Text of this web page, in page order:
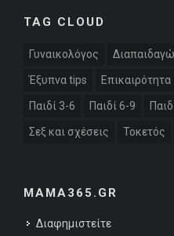
TAG CLOUD
Γυναικολόγος
Έξυπνα tips Επικαιρότητα
Παιδί 3-6 Παιδί 6-9
Σεξ και σχέσεις Τοκετός
MAMA365.GR
Διαφημιστείτε